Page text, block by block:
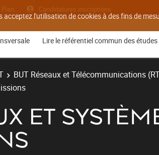
l'utilisation de cookies à des fins de
Plan Candidatures inscriptions
Lire le référentiel commun des études
BUT Réseaux et Télécommunications
ET